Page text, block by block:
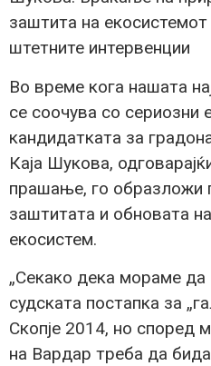
заштита на екосистемот
штетните интервенции
Во време кога нашата
се соочува со сериозни
кандидатката за
Каја Шукова,
прашање, го образложи
заштитата и обновата
екосистем.
„Секако дека мораме
судската постапка за
Скопје 2014, но според
на Вардар треба да